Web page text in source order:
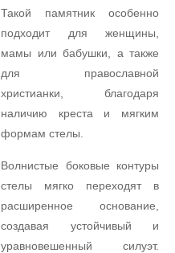
Такой памятник особенно
подходит для женщины,
мамы или бабушки, а также
для православной
христианки, благодаря
наличию креста и мягким
формам стелы.
Волнистые боковые контуры
стелы мягко переходят в
расширенное основание,
создавая устойчивый и
уравновешенный силуэт.